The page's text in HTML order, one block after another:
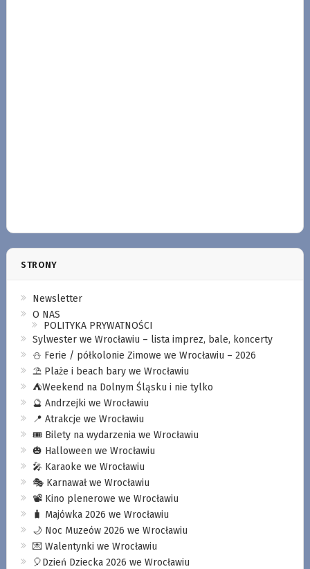
STRONY
Newsletter
O NAS
POLITYKA PRYWATNOŚCI
Sylwester we Wrocławiu – lista imprez, bale, koncerty
⛄️ Ferie / półkolonie Zimowe we Wrocławiu – 2026
⛱️ Plaże i beach bary we Wrocławiu
⛺️Weekend na Dolnym Śląsku i nie tylko
🔮 Andrzejki we Wrocławiu
📍 Atrakcje we Wrocławiu
🎟️ Bilety na wydarzenia we Wrocławiu
🎃 Halloween we Wrocławiu
🎤 Karaoke we Wrocławiu
🎭 Karnawał we Wrocławiu
📽️ Kino plenerowe we Wrocławiu
🧳 Majówka 2026 we Wrocławiu
🌙 Noc Muzeów 2026 we Wrocławiu
💌 Walentynki we Wrocławiu
🎈Dzień Dziecka 2026 we Wrocławiu